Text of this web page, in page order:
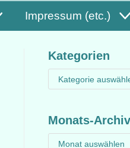
Impressum (etc.)
Kategorien
Monats-Archiv